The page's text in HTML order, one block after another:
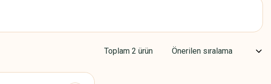
Toplam 2 ürün